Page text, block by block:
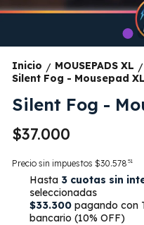
Inicio / MOUSEPADS XL /
Silent Fog - Mousepad
Silent Fog -
$37.000
Precio sin impuestos $30.578 51
Hasta 3 cuotas sin
seleccionadas
$33.300pagando con
bancario (10% OFF)